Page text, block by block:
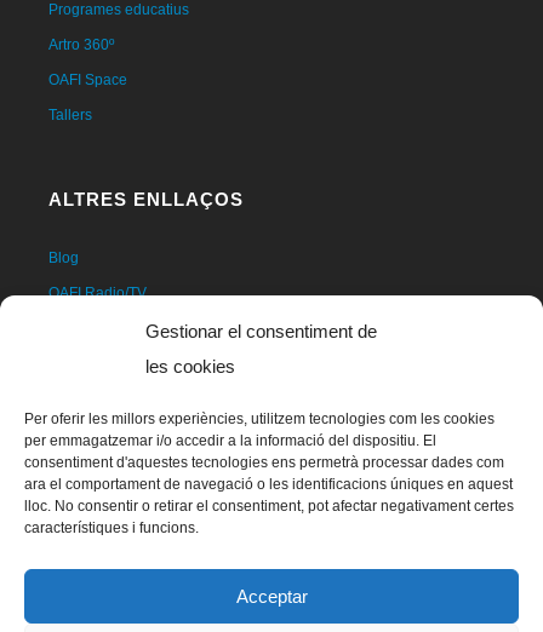
Gestionar el consentiment de
les cookies
Per oferir les millors experiències, utilitzem tecnologies com les cookies
per emmagatzemar i/o accedir a la informació del dispositiu. El
consentiment d'aquestes tecnologies ens permetrà processar dades com
ara el comportament de navegació o les identificacions úniques en aquest
lloc. No consentir o retirar el consentiment, pot afectar negativament certes
característiques i funcions.
Acceptar
Programes educatius
Artro 360º
OAFI Space
Tallers
ALTRES ENLLAÇOS
Blog
OAFI Radio/TV
Fer-se voluntari@
Contacte